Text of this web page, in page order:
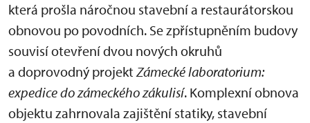
která prošla náročnou stavební a restaurátorskou
obnovou po povodních. Se zpřístupněním budovy
souvisí otevření dvou nových okruhů
a doprovodný projektZámecké laboratorium:
expedice do zámeckého zákulisí. Komplexní obnova
objektu zahrnovala zajištění statiky, stavební